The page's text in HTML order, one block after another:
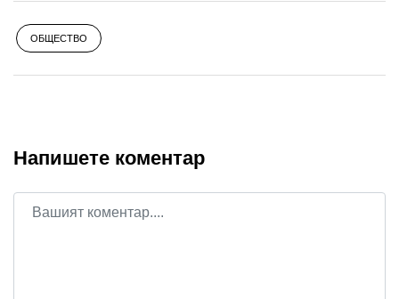
ОБЩЕСТВО
Напишете коментар